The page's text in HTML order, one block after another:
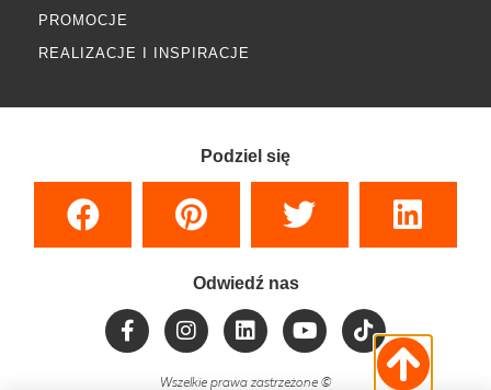
PROMOCJE
REALIZACJE I INSPIRACJE
Podziel się
Odwiedź nas
Wszelkie prawa zastrzeżone ©